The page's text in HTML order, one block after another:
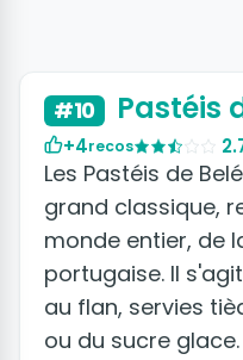
#10 Pastéis
+4recos
Les Pastéis de
grand classique,
monde entier, de
portugaise. Il
au flan, servies
ou du sucre